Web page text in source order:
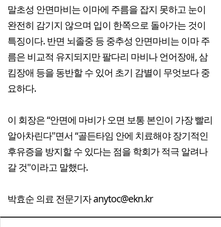
말초성 안면마비는 이마에 주름을 잡지 못하고 눈이
완전히 감기지 않으며 입이 한쪽으로 돌아가는 것이
특징이다. 반면 뇌졸중 등 중추성 안면마비는 이마 주
름은 비교적 유지되지만 팔다리 마비나 언어장애, 삼
킴장애 등을 동반할 수 있어 초기 감별이 무엇보다 중
요하다.
이 회장은 “안면에 마비가 오면 보통 본인이 가장 빨리
알아차린다"면서 “골든타임 안에 치료해야 장기적인
후유증을 방지할 수 있다는 점을 학회가 적극 알려나
갈 것"이라고 말했다.
박효순 의료 전문기자 anytoc@ekn.kr